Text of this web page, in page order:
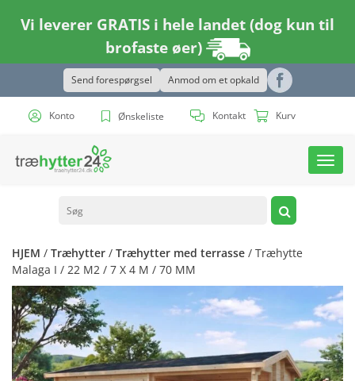
Vi leverer GRATIS i hele landet (dog kun til
brofaste øer)
Send forespørgsel Anmod om et opkald
Konto Ønskeliste Kontakt Kurv
HJEM / Træhytter / Træhytter med terrasse / Træhytte
Malaga I / 22 M2 / 7 X 4 M / 70 MM